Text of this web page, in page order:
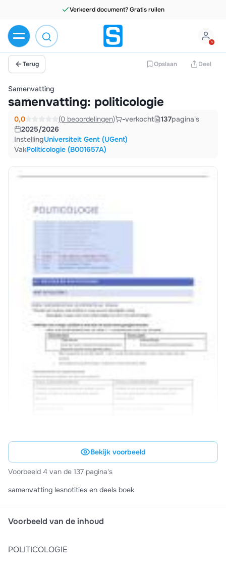
Terug Opslaan Deel
Samenvatting
samenvatting: politicologie
0,0 (0 beoordelingen) -verkocht 137pagina's
2025/2026
InstellingUniversiteit Gent (UGent)
VakPoliticologie (B001657A)
Bekijk voorbeeld
Voorbeeld 4 van de 137 pagina's
samenvatting lesnotities en deels boek
Voorbeeld van de inhoud
POLITICOLOGIE